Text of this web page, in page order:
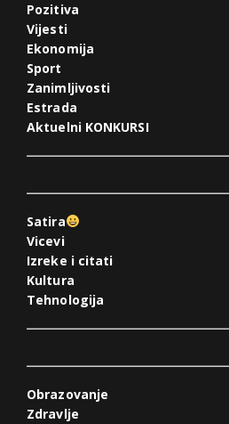
Pozitiva
Vijesti
Ekonomija
Sport
Zanimljivosti
Estrada
Aktuelni KONKURSI
Satira
Vicevi
Izreke i citati
Kultura
Tehnologija
Obrazovanje
Zdravlje